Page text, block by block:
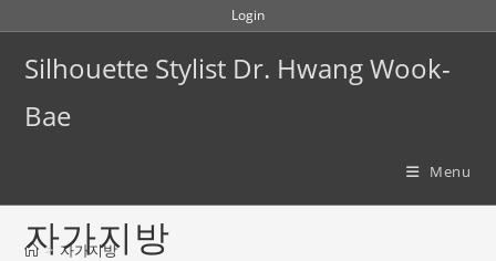
content
Login
Silhouette Stylist Dr. Hwang Wook-
Bae
Menu
자가지방
> 자가지방